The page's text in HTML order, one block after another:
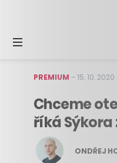
PREMIUM –15. 10. 2020
Chceme
říká Sýkora
ONDŘEJ